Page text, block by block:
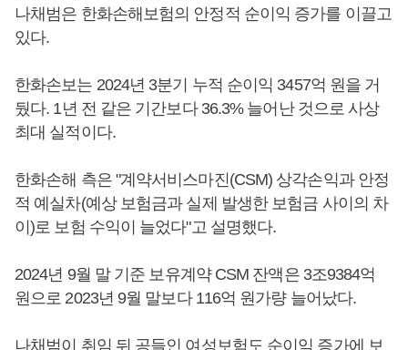
나채범은 한화손해보험의 안정적 순이익 증가를 이끌고
있다.
한화손보는 2024년 3분기 누적 순이익 3457억 원을 거
뒀다. 1년 전 같은 기간보다 36.3% 늘어난 것으로 사상
최대 실적이다.
한화손해 측은 "계약서비스마진(CSM) 상각손익과 안정
적 예실차(예상 보험금과 실제 발생한 보험금 사이의 차
이)로 보험 수익이 늘었다"고 설명했다.
2024년 9월 말 기준 보유계약 CSM 잔액은 3조9384억
원으로 2023년 9월 말보다 116억 원가량 늘어났다.
나채범이 취임 뒤 공들인 여성보험도 순이익 증가에 보